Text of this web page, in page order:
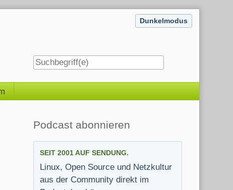
Dunkelmodus
Seitenleiste
Podcast abonnieren
SEIT 2001 AUF SENDUNG.
Linux, Open Source und Netzkultur
aus der Community direkt im